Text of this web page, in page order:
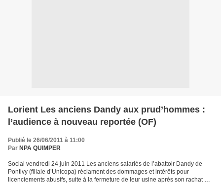
Lorient Les anciens Dandy aux prud’hommes :
l’audience à nouveau reportée (OF)
Publié le 26/06/2011 à 11:00
Par NPA QUIMPER
Social vendredi 24 juin 2011 Les anciens salariés de l’abattoir Dandy de
Pontivy (filiale d’Unicopa) réclament des dommages et intérêts pour
licenciements abusifs, suite à la fermeture de leur usine après son rachat par